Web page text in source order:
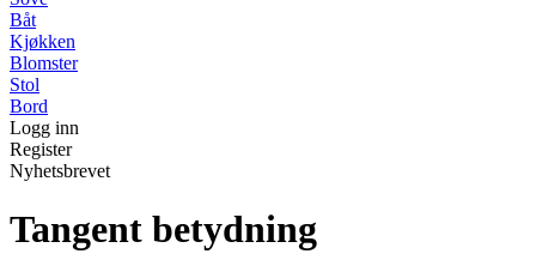
Båt
Kjøkken
Blomster
Stol
Bord
Logg inn
Register
Nyhetsbrevet
Tangent betydning